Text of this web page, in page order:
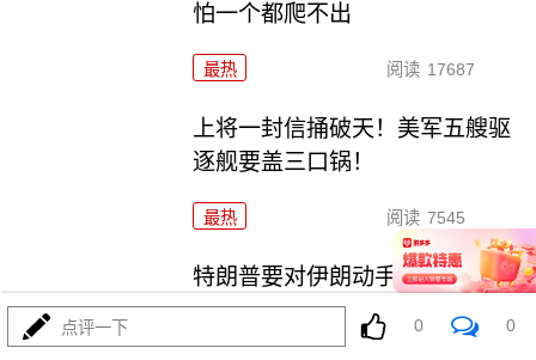
怕一个都爬不出
最热 阅读 17687
上将一封信捅破天！美军五艘驱
逐舰要盖三口锅！
最热 阅读 7545
特朗普要对伊朗动手？最狠的还
没来，最骚的来了
点评一下 0 0